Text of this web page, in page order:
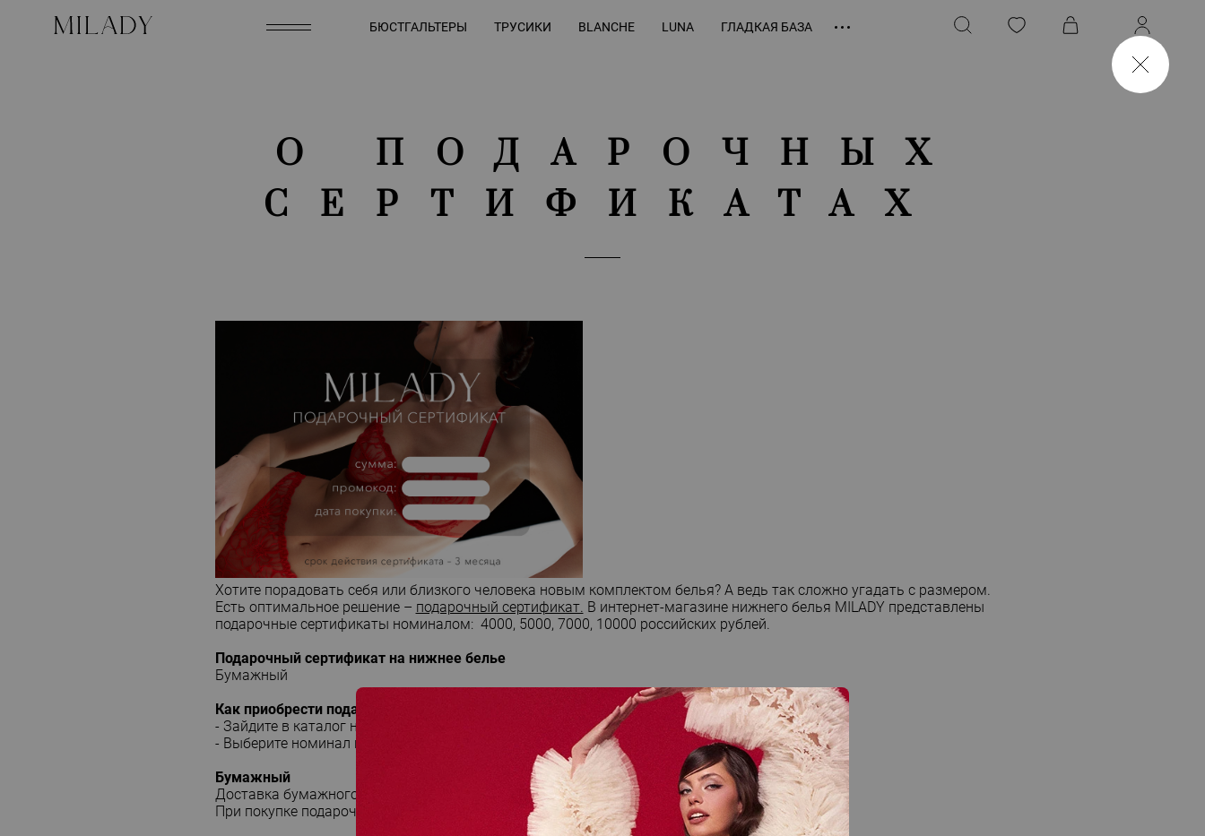
БЮСТГАЛЬТЕРЫ ТРУСИКИ BLANCHE LUNA ГЛАДКАЯ БАЗА
О ПОДАРОЧНЫХ
СЕРТИФИКАТАХ
Хотите порадовать себя или близкого человека новым комплектом белья? А ведь так сложно угадать с размером.
Есть оптимальное решение – подарочный сертификат. В интернет-магазине нижнего белья MILADY представлены
подарочные сертификаты номиналом: 4000, 5000, 7000, 10000 российских рублей.
Подарочный сертификат на нижнее белье
Бумажный
Как приобрести подарочный сертификат?
- Зайдите в каталог на страничку с подарочными сертификатами.
- Выберите номинал подарочного сертификата, а также его вид: физический.
Бумажный
Доставка бумажного сертификата платная (курьер/пункт вывоза СДЭК).
При покупке подарочных сертификатов не действуют промокоды.